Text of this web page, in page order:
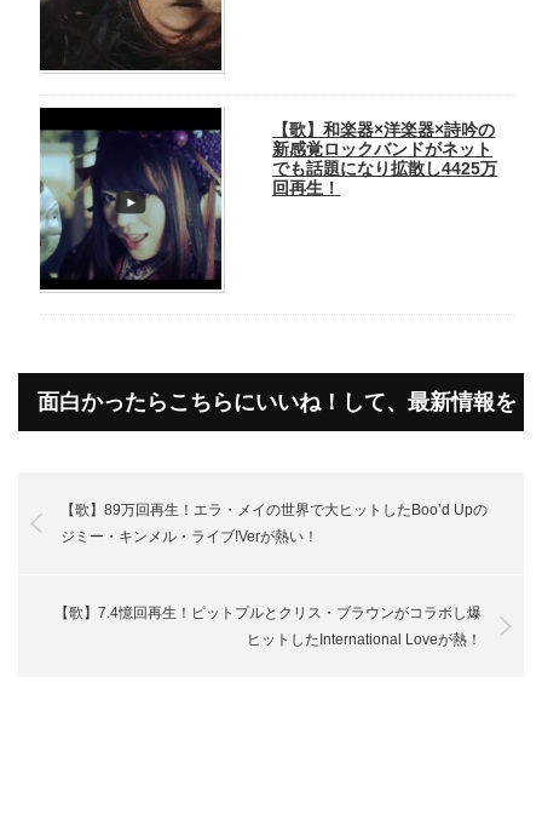
【歌】和楽器×洋楽器×詩吟の
新感覚ロックバンドがネット
でも話題になり拡散し4425万
回再生！
面白かったらこちらにいいね！して、最新情報を
【歌】89万回再生！エラ・メイの世界で大ヒットしたBoo’d Upの
ジミー・キンメル・ライブ!Verが熱い！
【歌】7.4憶回再生！ピットプルとクリス・ブラウンがコラボし爆
ヒットしたInternational Loveが熱！